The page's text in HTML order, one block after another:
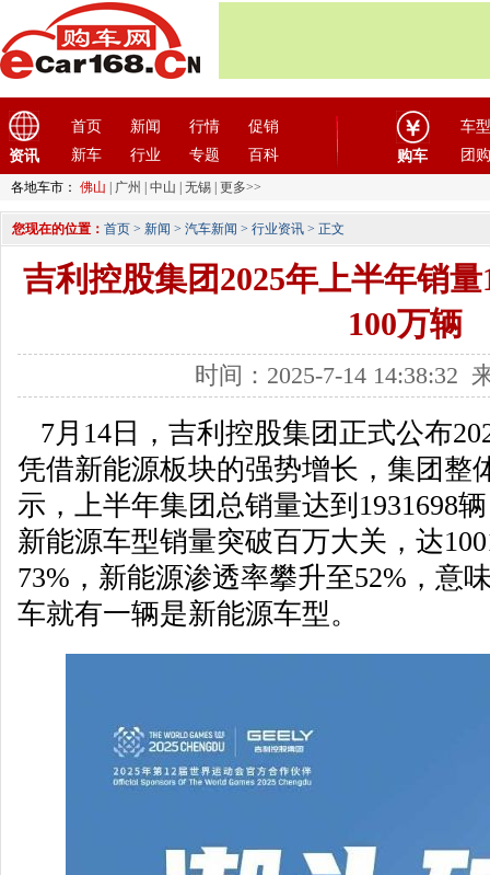
资讯
首页 新闻 行情
促销
新车
行业 专题 百科 购车
车型
团购
各地车市： 佛山 广州 中山 无锡 更多>>
您现在的位置： 首页 > 新闻 > 汽车新闻 > 行业资讯 > 正文
吉利控股集团2025年上半年销
100万辆
时间：2025-7-14 14:38:32
7月14日，吉利控股集团正式公布
凭借新能源板块的强势增长，集团整
示，上半年集团总销量达到1931698
新能源车型销量突破百万大关，达
73%，新能源渗透率攀升至52%，意
车就有一辆是新能源车型。